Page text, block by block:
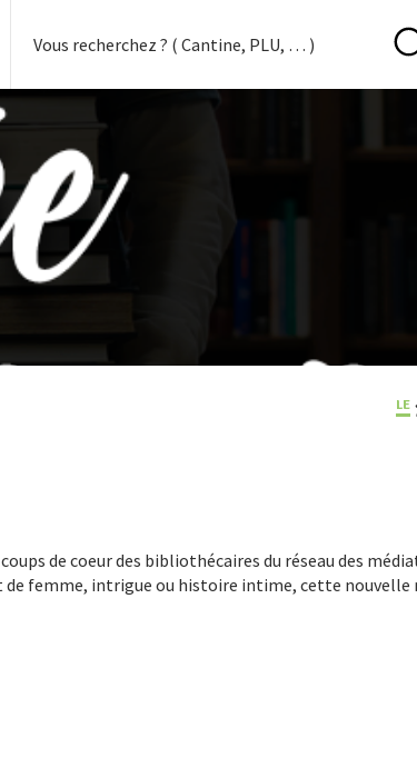
de coeur des bibliothécaires du réseau des
femme, intrigue ou histoire intime, cette nouvelle